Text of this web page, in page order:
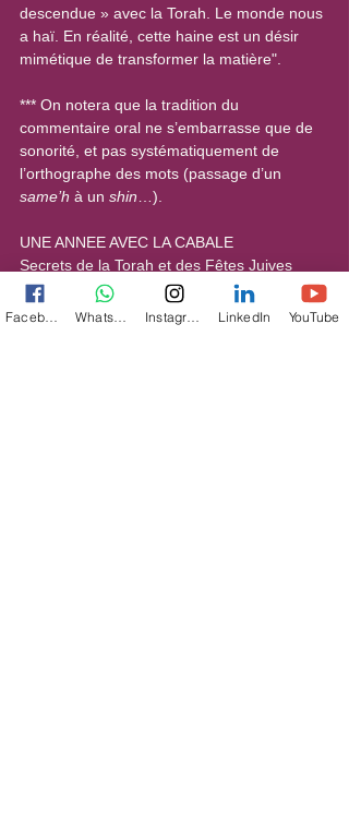
descendue » avec la Torah. Le monde nous
a haï. En réalité, cette haine est un désir
mimétique de transformer la matière".
*** On notera que la tradition du
commentaire oral ne s’embarrasse que de
sonorité, et pas systématiquement de
l’orthographe des mots (passage d’un
same’h à un shin …).
UNE ANNEE AVEC LA CABALE
Secrets de la Torah et des Fêtes Juives
Livre 5/6 Deutéronome Devarim (extrait)
LinkedIn YouTube